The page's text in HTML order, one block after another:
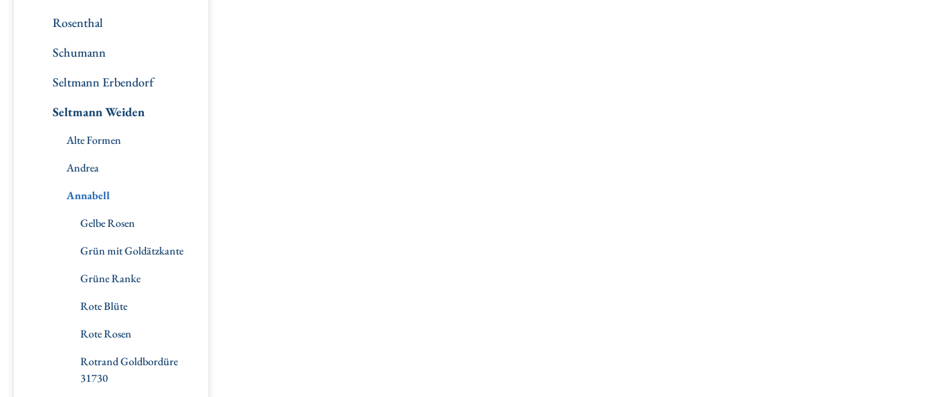
Rosenthal
Schumann
Seltmann Erbendorf
Seltmann Weiden
Alte Formen
Andrea
Annabell
Gelbe Rosen
Grün mit Goldätzkante
Grüne Ranke
Rote Blüte
Rote Rosen
Rotrand Goldbordüre
31730